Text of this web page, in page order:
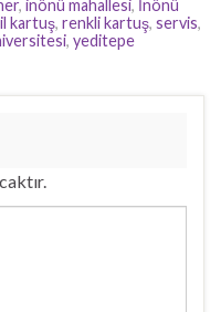
, inönü mahallesi, İnönü
kartuş, renkli kartuş, servis,
, yeditepe